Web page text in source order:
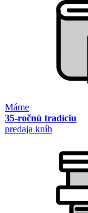
Máme
35-ročnú tradíciu
predaja kníh